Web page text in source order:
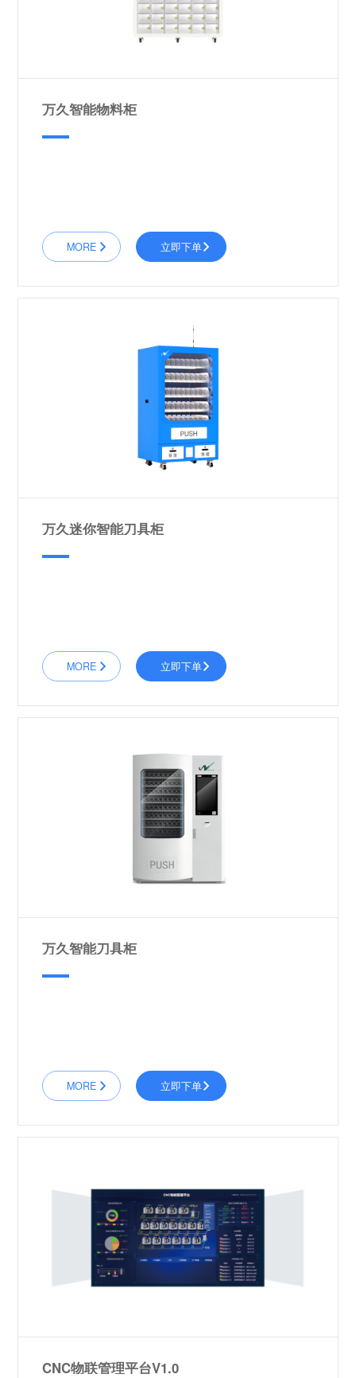
万久智能物料柜
MORE 立即下单
万久迷你智能刀具柜
MORE 立即下单
万久智能刀具柜
MORE 立即下单
CNC物联管理平台V1.0